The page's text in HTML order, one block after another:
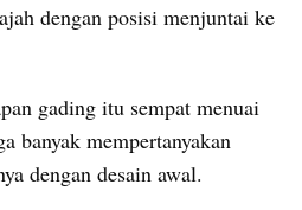
dengan posisi menjuntai ke
gading itu sempat menuai
banyak mempertanyakan
dengan desain awal.